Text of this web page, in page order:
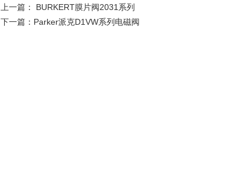
上一篇： BURKERT膜片阀2031系列
下一篇： Parker派克D1VW系列电磁阀